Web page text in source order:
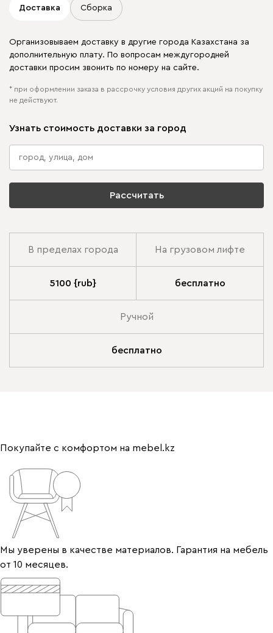
Доставка Сборка
Организовываем доставку в другие города Казахстана за
дополнительную плату. По вопросам междугородней
доставки просим звонить по номеру на сайте.
* при оформлении заказа в рассрочку условия других акций на покупку
не действуют.
Узнать стоимость доставки за город
Рассчитать
В пределах города На грузовом лифте
5100 {rub} бесплатно
Ручной
бесплатно
Покупайте с комфортом на mebel.kz
Мы уверены в качестве материалов. Гарантия на мебель
от 10 месяцев.